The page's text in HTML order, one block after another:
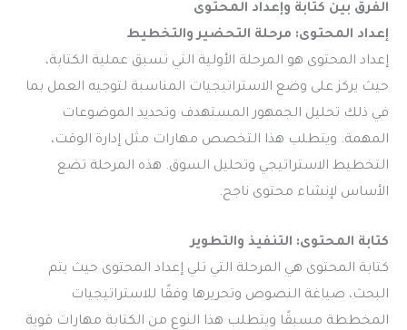
الفرق بين كتابة وإعداد المحتوى
إعداد المحتوى: مرحلة التحضير والتخطيط
إعداد المحتوى هو المرحلة الأولية التي تسبق عملية الكتابة،
حيث يركز على وضع الاستراتيجيات المناسبة لتوجيه العمل بما
في ذلك تحليل الجمهور المستهدف وتحديد الموضوعات
المهمة. ويتطلب هذا التخصص مهارات مثل إدارة الوقت،
التخطيط الاستراتيجي وتحليل السوق. هذه المرحلة تضع
الأساس لإنشاء محتوى ناجح.
كتابة المحتوى: التنفيذ والتطوير
كتابة المحتوى هي المرحلة التي تلي إعداد المحتوى حيث يتم
البحث، صياغة النصوص وتحريرها وفقًا للاستراتيجيات
المخططة مسبقًا ويتطلب هذا النوع من الكتابة مهارات قوية